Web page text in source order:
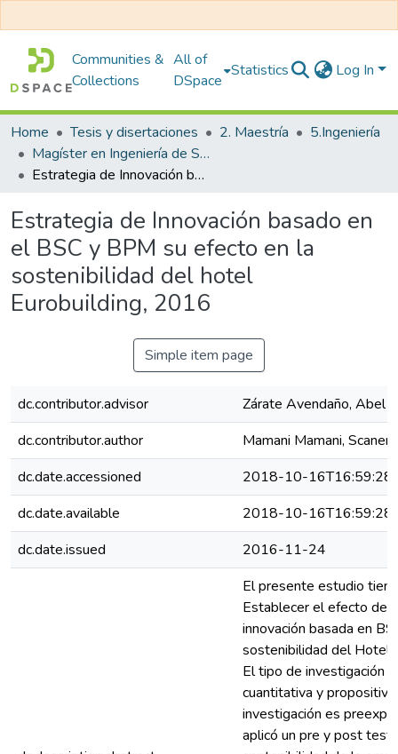
Communities &
Collections
All of
DSpace
Statistics Log In
Home Tesis y disertaciones 2. Maestría
5.Ingeniería
Magíster en Ingeniería de Sistemas con Mención en Dirección y Gestión en Tecnología de Información
Estrategia de Innovación basado en el BSC y BPM su efecto en la sostenibilidad del hotel Eurobuilding, 2016
Estrategia de Innovación basado en
el BSC y BPM su efecto en la
sostenibilidad del hotel
Eurobuilding, 2016
Simple item page
dc.contributor.advisor
Zárate Avendaño, Abel
dc.contributor.author
Mamani Mamani, Scaner
dc.date.accessioned
2018-10-
dc.date.available
2018-10-
dc.date.issued
2016-11-24
El presente estudio
Establecer el efecto de
innovación basada en
sostenibilidad del Hotel
El tipo de investigación
cuantitativa y
investigación es
aplicó un pre y post test